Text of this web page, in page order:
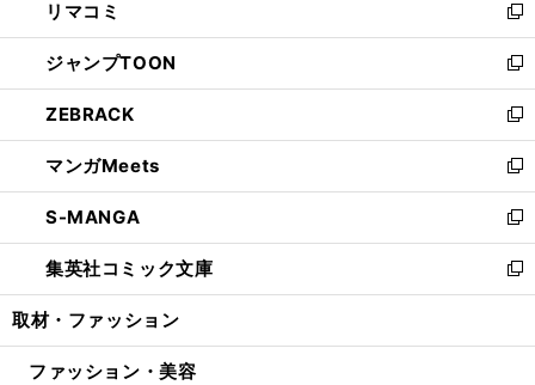
で
開
く
ド
ウ
で
開
く
ィ
ン
ド
ウ
で
開
く
い
ウ
ィ
ン
ド
ウ
で
開
く
リマコミ
新
し
い
ウ
ィ
ン
ド
ウ
で
開
く
ジャンプTOON
新
し
い
ウ
ィ
ン
ド
ウ
で
開
ZEBRACK
新
し
い
ウ
ィ
ン
ド
ウ
開
マンガMeets
新
し
い
ウ
ィ
ン
ウ
S-MANGA
新
し
い
ウ
ン
集英社コミック文庫
新
し
ウ
取材・ファッション
ファッション・美容